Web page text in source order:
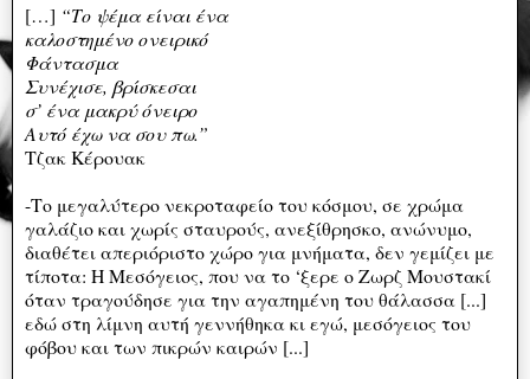
[…] “Το ψέμα είναι ένα
καλοστημένο ονειρικό
Φάντασμα
Συνέχισε, βρίσκεσαι
σ’ ένα μακρύ όνειρο
Αυτό έχω να σου πω.”
Τζακ Κέρουακ
-Το μεγαλύτερο νεκροταφείο του κόσμου, σε χρώμα
γαλάζιο και χωρίς σταυρούς, ανεξίθρησκο, ανώνυμο,
διαθέτει απεριόριστο χώρο για μνήματα, δεν γεμίζει με
τίποτα: Η Μεσόγειος, που να το ‘ξερε ο Ζωρζ Μουστακί
όταν τραγούδησε για την αγαπημένη του θάλασσα [...]
εδώ στη λίμνη αυτή γεννήθηκα κι εγώ, μεσόγειος του
φόβου και των πικρών καιρών [...]